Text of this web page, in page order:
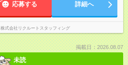
応募する 詳細へ
株式会社リクルートスタッフィング
掲載日：2026.08.07
未読